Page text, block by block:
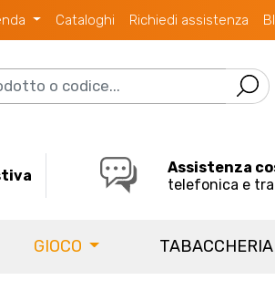
Cataloghi Richiedi assistenza
Assistenza
telefonica e
GIOCO TABACCHERIA